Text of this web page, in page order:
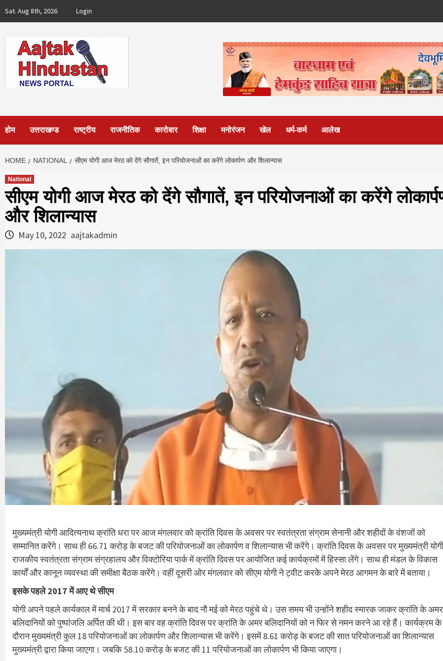
Sat. Aug 8th, 2026 Login
होम उत्तराखण्ड राष्ट्रीय राजनीतिक कारोबार शिक्षा मनोरंजन खेल धर्म-कर्म आलेख
HOME NATIONAL सीएम योगी आज मेरठ को देंगे सौगातें, इन परियोजनाओं का करेंगे लोकार्पण और शिलान्यास
National
सीएम योगी आज मेरठ को देंगे सौगातें, इन परियोजनाओं का करेंगे
और शिलान्यास
May 10, 2022 aajtakadmin
मुख्यमंत्री योगी आदित्यनाथ क्रांति धरा पर आज मंगलवार को क्रांति दिवस के अवसर पर स्वतंत्रता संग्राम सेनानी और शहीदों के वंशजों को
सम्मानित करेंगे। साथ ही 66.71 करोड़ के बजट की परियोजनाओं का लोकार्पण व शिलान्यास भी करेंगे। क्रांति दिवस के अवसर पर मुख्यमंत्री योगी
राजकीय स्वतंत्रता संग्राम संग्रहालय और विक्टोरिया पार्क में क्रांति दिवस पर आयोजित कई कार्यक्रमों में हिस्सा लेंगे। साथ ही मंडल के विकास
कार्यों और कानून व्यवस्था की समीक्षा बैठक करेंगे। वहीं दूसरी ओर मंगलवार को सीएम योगी ने ट्वीट करके अपने मेरठ आगमन के बारे में बताया।
इसके पहले 2017 में आए थे सीएम
योगी अपने पहले कार्यकाल में मार्च 2017 में सरकार बनने के बाद नौ मई को मेरठ पहुंचे थे। उस समय भी उन्होंने शहीद स्मारक जाकर क्रांति के अमर
बलिदानियों को पुष्पांजलि अर्पित की थी। इस बार वह क्रांति दिवस पर क्रांति के अमर बलिदानियों को न फिर से नमन करने आ रहे हैं। कार्यक्रम के
दौरान मुख्यमंत्री कुल 18 परियोजनाओं का लोकार्पण और शिलान्यास भी करेंगे। इसमें 8.61 करोड़ के बजट की सात परियोजनाओं का शिलान्यास
मुख्यमंत्री द्वारा किया जाएगा। जबकि 58.10 करोड़ के बजट की 11 परियोजनाओं का लोकार्पण भी किया जाएगा।